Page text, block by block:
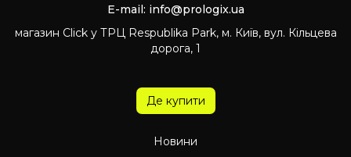
E-mail: info@prologix.ua
магазин Click у ТРЦ Respublika Park, м. Київ, вул. Кільцева
дорога, 1
Де купити
Новини